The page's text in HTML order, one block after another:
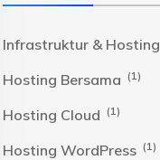
Infrastruktur & Hosting
Hosting Bersama (1)
Hosting Cloud (1)
Hosting WordPress (1)